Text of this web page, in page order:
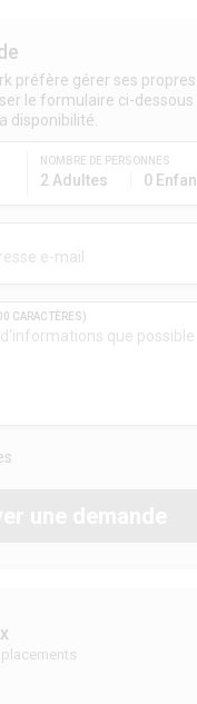
préfère gérer ses propres
le formulaire ci-dessous
disponibilité.
NOMBRE DE PERSONNES
2 Adultes 0